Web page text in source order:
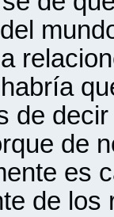
de
de
es
de los